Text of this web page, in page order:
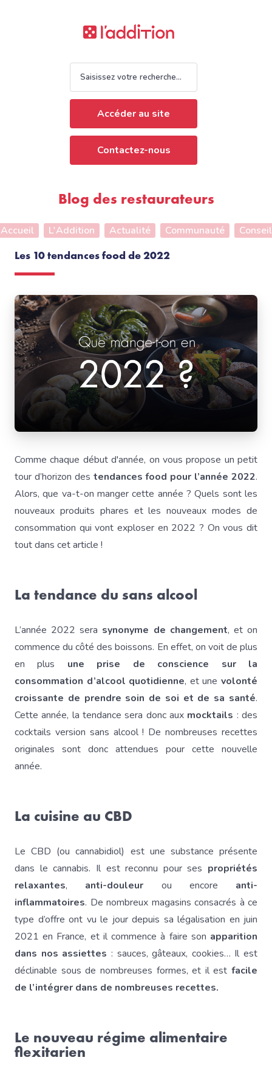
Accéder au site
Contactez-nous
Blog des restaurateurs
Accueil L'Addition Actualité Communauté Conseil
Les 10 tendances food de 2022
Comme chaque début d'année, on vous propose un petit
tour d’horizon des tendances food pour l’année 2022.
Alors, que va-t-on manger cette année ? Quels sont les
nouveaux produits phares et les nouveaux modes de
consommation qui vont exploser en 2022 ? On vous dit
tout dans cet article !
La tendance du sans alcool
L’année 2022 sera synonyme de changement, et on
commence du côté des boissons. En effet, on voit de plus
en plus une prise de conscience sur la
consommation d’alcool quotidienne, et unevolonté
croissante de prendre soin de soi et de sa santé.
Cette année, la tendance sera donc aux mocktails : des
cocktails version sans alcool ! De nombreuses recettes
originales sont donc attendues pour cette nouvelle
année.
La cuisine au CBD
Le CBD (ou cannabidiol) est une substance présente
dans le cannabis. Il est reconnu pour ses propriétés
relaxantes, anti-douleur ou encore anti-
inflammatoires. De nombreux magasins consacrés à ce
type d’offre ont vu le jour depuis sa légalisation en juin
2021 en France, et il commence à faire son apparition
dans nos assiettes : sauces, gâteaux, cookies… Il est
déclinable sous de nombreuses formes, et il est facile
de l’intégrer dans de nombreuses recettes.
Le nouveau régime alimentaire
flexitarien